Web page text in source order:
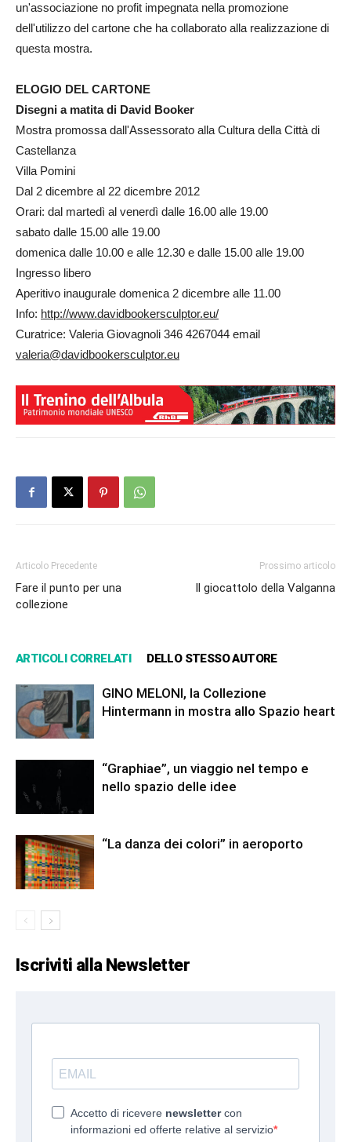
un'associazione no profit impegnata nella promozione
dell'utilizzo del cartone che ha collaborato alla realizzazione di
questa mostra.
ELOGIO DEL CARTONE
Disegni a matita di David Booker
Mostra promossa dall'Assessorato alla Cultura della Città di
Castellanza
Villa Pomini
Dal 2 dicembre al 22 dicembre 2012
Orari: dal martedì al venerdì dalle 16.00 alle 19.00
sabato dalle 15.00 alle 19.00
domenica dalle 10.00 e alle 12.30 e dalle 15.00 alle 19.00
Ingresso libero
Aperitivo inaugurale domenica 2 dicembre alle 11.00
Info: http://www.davidbookersculptor.eu/
Curatrice: Valeria Giovagnoli 346 4267044 email
valeria@davidbookersculptor.eu
Articolo Precedente
Fare il punto per una
collezione
Prossimo articolo
Il giocattolo della Valganna
ARTICOLI CORRELATI DELLO STESSO AUTORE
GINO MELONI, la Collezione
Hintermann in mostra allo Spazio heart
“Graphiae”, un viaggio nel tempo e
nello spazio delle idee
“La danza dei colori” in aeroporto
Iscriviti alla Newsletter